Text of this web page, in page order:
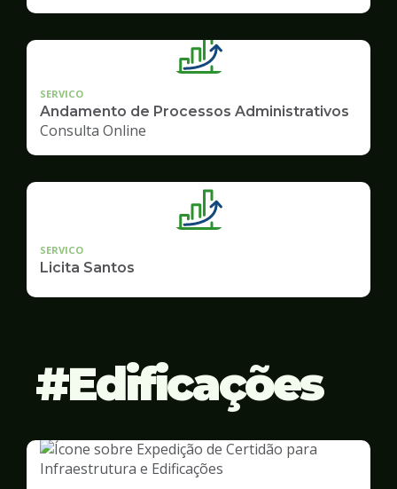
SERVICO
Andamento de Processos Administrativos
Consulta Online
SERVICO
Licita Santos
Edificações